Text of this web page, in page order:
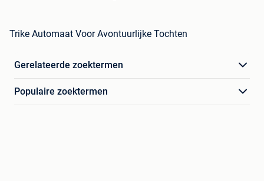
Trike Automaat Voor Avontuurlijke Tochten
Gerelateerde zoektermen
Populaire zoektermen